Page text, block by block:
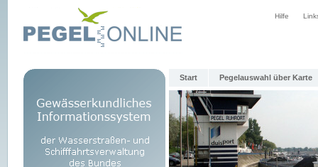
Hilfe
Start Pegelauswahl über Karte